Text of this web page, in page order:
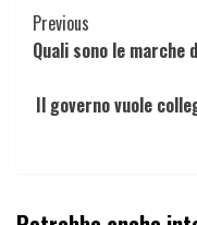
Continue
Reading
Previous
Quali sono le
Il governo vuole